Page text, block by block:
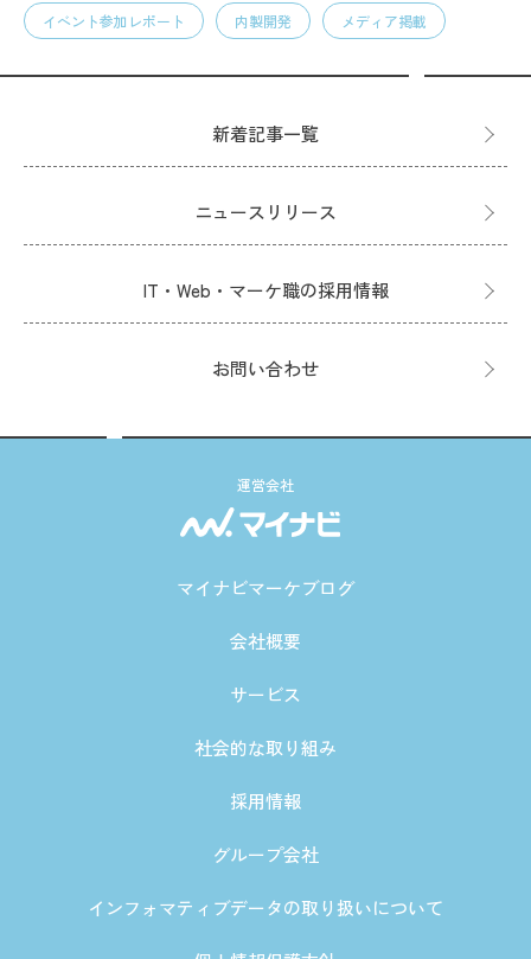
イベント参加レポート 内製開発 メディア掲載
新着記事一覧
ニュースリリース
IT・Web・マーケ職の採用情報
お問い合わせ
運営会社
マイナビマーケブログ
会社概要
サービス
社会的な取り組み
採用情報
グループ会社
インフォマティブデータの取り扱いについて